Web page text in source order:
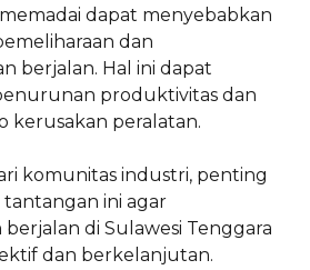
dapat menyebabkan
dan
berjalan. Hal ini dapat
produktivitas dan
kerusakan peralatan.
komunitas industri, penting
ini agar
di Sulawesi Tenggara
dan berkelanjutan.